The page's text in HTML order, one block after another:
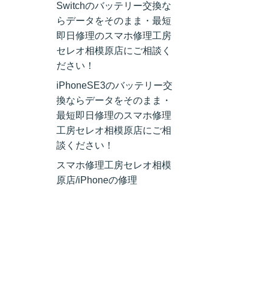
Switchのバッテリー交換な
らデータをそのまま・最短
即日修理のスマホ修理工房
セレオ相模原店にご相談く
ださい！
iPhoneSE3のバッテリー交
換ならデータをそのまま・
最短即日修理のスマホ修理
工房セレオ相模原店にご相
談ください！
スマホ修理工房セレオ相模
原店/iPhoneの修理